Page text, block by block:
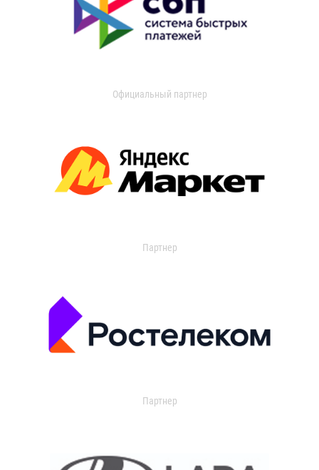
Официальный партнер
Партнер
Партнер